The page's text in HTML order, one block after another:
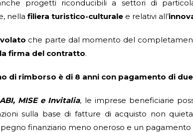
progetti riconducibili a settori di
nella filiera turistico-culturale e relativi all’
che parte dal momento del
firma del contratto.
di rimborso è di 8 anni con pagamento di
MISE e Invitalia, le imprese beneficiarie
sulla base di fatture di acquisto non
finanziario meno oneroso e un